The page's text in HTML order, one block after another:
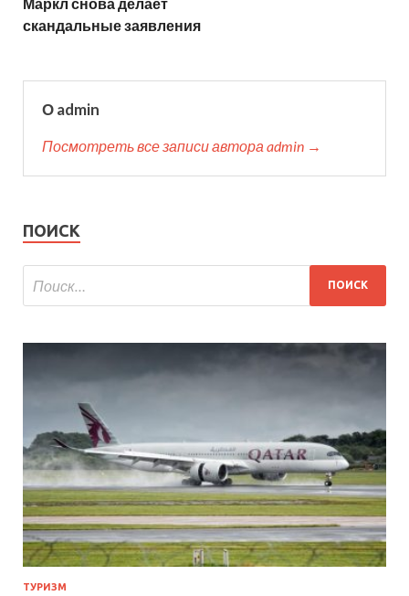
скандальные заявления
О admin
Посмотреть все записи автора admin →
ПОИСК
ТУРИЗМ